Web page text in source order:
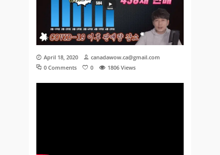
April 18, 2020
canadawow.ca@gmail.com
0 Comments
0 1806 Views